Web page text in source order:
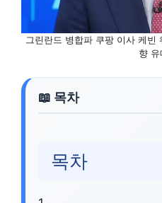
그린란드 병합파 쿠팡 이사 케빈
향 유
목차